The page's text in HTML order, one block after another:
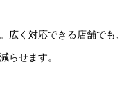
広く対応できる店舗でも
らせます。